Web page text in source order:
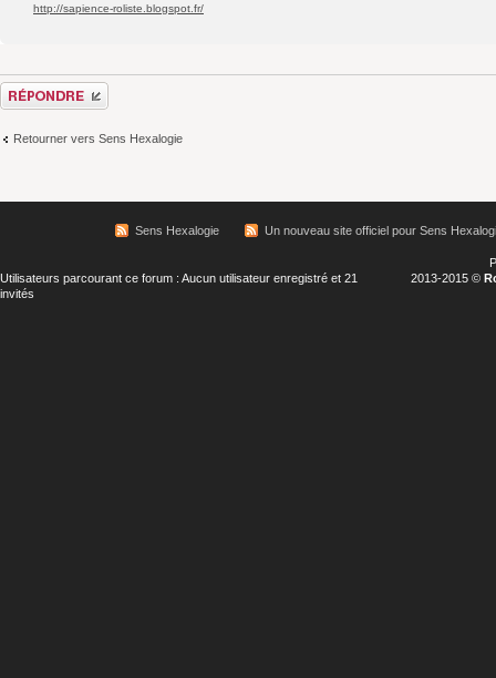
http://sapience-roliste.blogspot.fr/
Répondre
Retourner vers Sens Hexalogie
Sens Hexalogie Un nouveau site officiel pour Sens
Utilisateurs parcourant ce forum : Aucun utilisateur enregistré et 21
invités
2013-2015 ©